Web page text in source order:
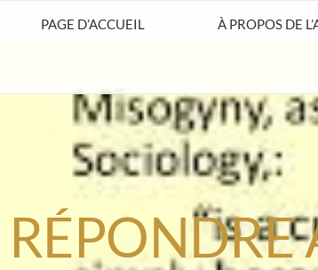
PAGE D’ACCUEIL À PROPOS DE
RÉPONDRE